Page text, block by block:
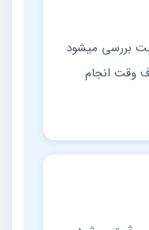
بررسی میشود
وقت انجام